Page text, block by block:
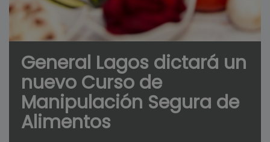
General Lagos dictará un
nuevo Curso de
Manipulación Segura de
Alimentos